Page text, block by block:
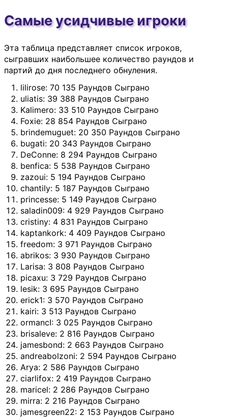
Самые усидчивые игроки
Эта таблица представляет список игроков,
сыгравших наибольшее количество раундов и
партий до дня последнего обнуления.
lilirose: 70 135 Раундов Сыграно
uliatis: 39 388 Раундов Сыграно
Kalimero: 33 510 Раундов Сыграно
Foxie: 28 854 Раундов Сыграно
brindemuguet: 20 350 Раундов Сыграно
bugati: 20 343 Раундов Сыграно
DeConne: 8 294 Раундов Сыграно
benfica: 5 538 Раундов Сыграно
zazoui: 5 194 Раундов Сыграно
chantily: 5 187 Раундов Сыграно
princesse: 5 149 Раундов Сыграно
saladin009: 4 929 Раундов Сыграно
cristiny: 4 831 Раундов Сыграно
kaptankork: 4 409 Раундов Сыграно
freedom: 3 971 Раундов Сыграно
abrikos: 3 930 Раундов Сыграно
Larisa: 3 808 Раундов Сыграно
picaxu: 3 729 Раундов Сыграно
lesik: 3 695 Раундов Сыграно
erick1: 3 570 Раундов Сыграно
kairi: 3 513 Раундов Сыграно
ormancI: 3 025 Раундов Сыграно
brisaleve: 2 816 Раундов Сыграно
jamesbond: 2 663 Раундов Сыграно
andreabolzoni: 2 594 Раундов Сыграно
Arya: 2 586 Раундов Сыграно
ciarlifox: 2 419 Раундов Сыграно
maricel: 2 286 Раундов Сыграно
mirra: 2 216 Раундов Сыграно
jamesgreen22: 2 153 Раундов Сыграно